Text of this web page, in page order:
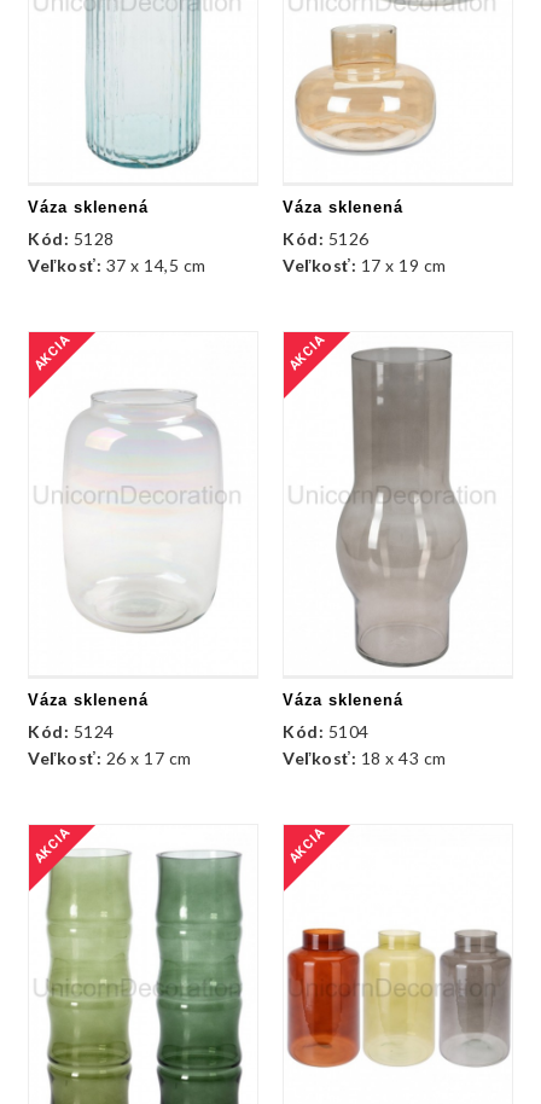
Váza sklenená
Kód: 5128
Veľkosť: 37 x 14,5 cm
Váza sklenená
Kód: 5126
Veľkosť: 17 x 19 cm
AKCIA
Váza sklenená
Kód: 5124
Veľkosť: 26 x 17 cm
AKCIA
Váza sklenená
Kód: 5104
Veľkosť: 18 x 43 cm
AKCIA AKCIA